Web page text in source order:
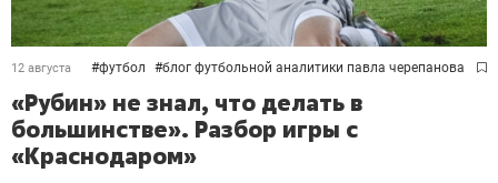
12 августа #футбол #блог футбольной аналитики павла черепанова
«Рубин» не знал, что делать в
большинстве». Разбор игры с
«Краснодаром»